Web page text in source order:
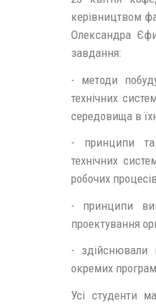
керівництвом
Олександра
завдання:
- методи
технічних
середовища в
- принципи та
технічних
робочих
- принципи
проектування
- здійснювали
окремих
Усі студенти